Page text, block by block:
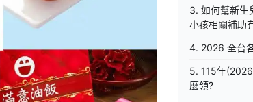
3. 如何幫新生
小孩相關補助
4. 2026 全台
5. 115年
麼領?